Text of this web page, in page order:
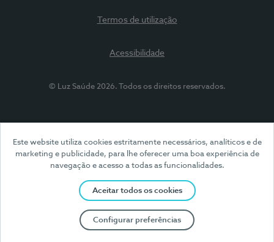
Este website utiliza cookies estritamente necessários, analíticos e de
marketing e publicidade, para lhe oferecer uma boa experiência de
navegação e acesso a todas as funcionalidades.
Aceitar todos os cookies
Configurar preferências
Termos de utilização
Acessibilidade
© Luz Saúde 2026. Todos os direitos reservados.